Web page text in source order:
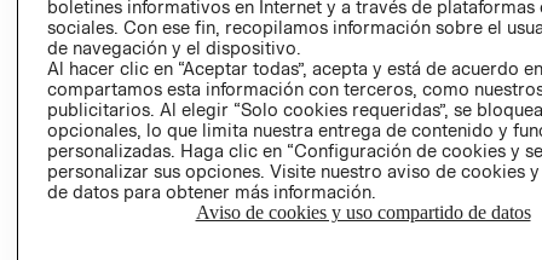
Ecuador ($)
CAMBIAR REGIÓN
boletines informativos en Internet y a través de plataformas
sociales. Con ese fin, recopilamos información sobre el
de navegación y el dispositivo.
Al hacer clic en “Aceptar todas”, acepta y está de acuerdo
compartamos esta información con terceros, como
publicitarios. Al elegir “Solo cookies requeridas”, se
opcionales, lo que limita nuestra entrega de contenido y
personalizadas. Haga clic en “Configuración de cookies y
personalizar sus opciones. Visite nuestro aviso de cookies
de datos para obtener más información.
Aviso de cookies y uso compartido de datos